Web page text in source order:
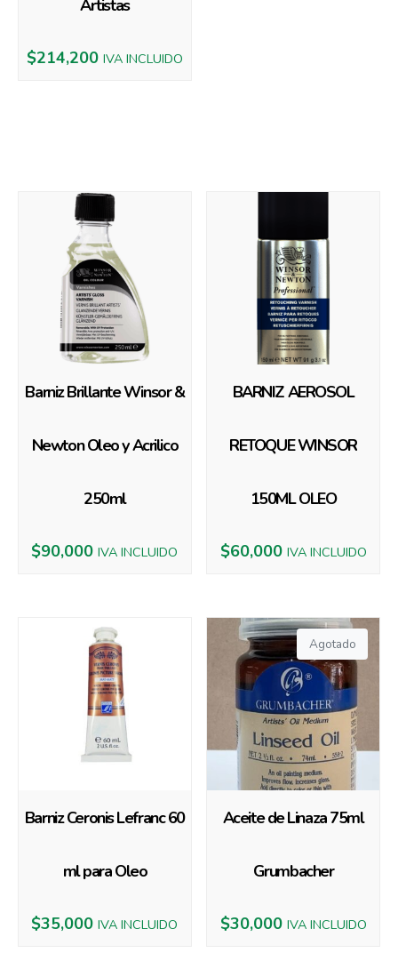
Artistas
$214,200 IVA INCLUIDO
Barniz Brillante Winsor &
Newton Oleo y Acrilico
250ml
$90,000 IVA INCLUIDO
BARNIZ AEROSOL
RETOQUE WINSOR
150ML OLEO
$60,000 IVA INCLUIDO
Barniz Ceronis Lefranc 60
ml para Oleo
$35,000 IVA INCLUIDO
Agotado
Aceite de Linaza 75ml
Grumbacher
$30,000 IVA INCLUIDO